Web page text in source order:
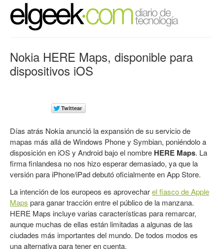
Nokia HERE Maps, disponible para
dispositivos iOS
Días atrás Nokia anunció la expansión de su servicio de
mapas más allá de Windows Phone y Symbian, poniéndolo a
disposición en iOS y Android bajo el nombre HERE Maps. La
firma finlandesa no nos hizo esperar demasiado, ya que la
versión para iPhone/iPad debutó oficialmente en App Store.
La intención de los europeos es aprovecharel fiasco de Apple
Maps para ganar tracción entre el público de la manzana.
HERE Maps incluye varias características para remarcar,
aunque muchas de ellas están limitadas a algunas de las
ciudades más importantes del mundo. De todos modos es
una alternativa para tener en cuenta.